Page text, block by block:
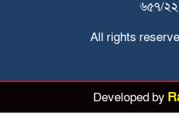
৬৫৭/২২
All rights
Developed by